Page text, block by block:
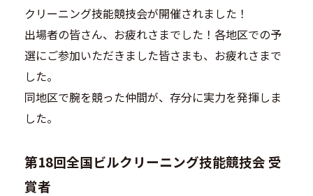
クリーニング技能競技会が開催されました！
出場者の皆さん、お疲れさまでした！各地区での予
選にご参加いただきました皆さまも、お疲れさまで
した。
同地区で腕を競った仲間が、存分に実力を発揮しま
した。
第18回全国ビルクリーニング技能競技会 受
賞者